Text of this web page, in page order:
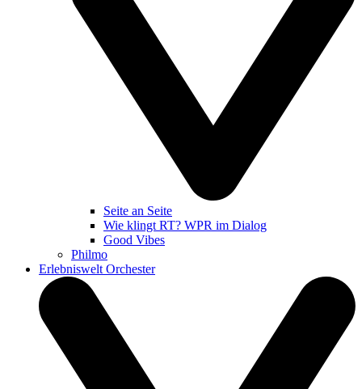
Seite an Seite
Wie klingt RT? WPR im Dialog
Good Vibes
Philmo
Erlebniswelt Orchester